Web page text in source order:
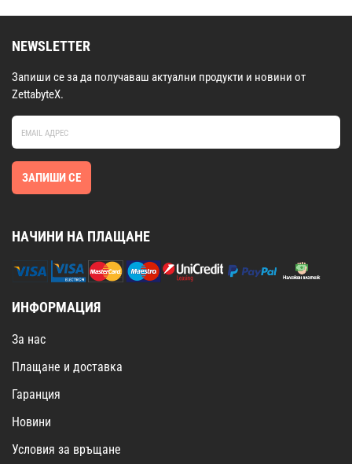
NEWSLETTER
Запиши се за да получаваш актуални продукти и новини от
ZettabyteX.
ЗАПИШИ СЕ
НАЧИНИ НА ПЛАЩАНЕ
ИНФОРМАЦИЯ
За нас
Плащане и доставка
Гаранция
Новини
Условия за връщане